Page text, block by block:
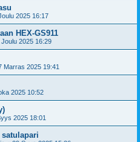
2025 16:17
HEX-GS911
Joulu 2025 16:29
Marras 2025 19:41
2025 10:52
2025 18:01
satulapari